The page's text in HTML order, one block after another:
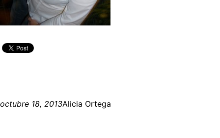
octubre 18, 2013Alicia Ortega